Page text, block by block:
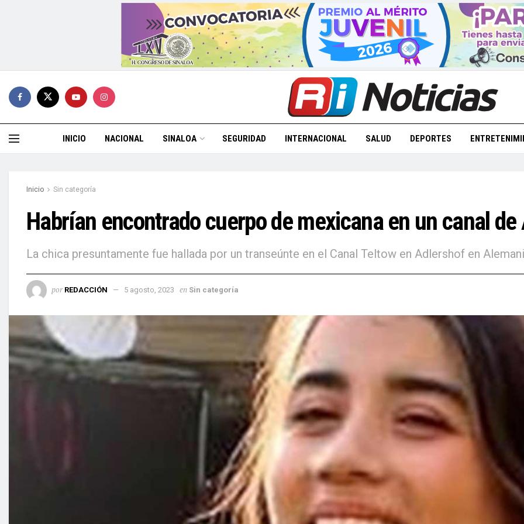
INICIO NACIONAL SINALOA SEGURIDAD INTERNACIONAL SALUD DEPORTES
Inicio Sin categoría
Habrían encontrado cuerpo de mexicana en un canal
La chica presuntamente fue hallada por un transeúnte en el Canal Teltow en Adlershof en
por REDACCIÓN 5 agosto, 2023 en Sin categoría